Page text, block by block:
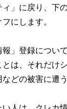
」に戻り、下
にします。
」登録につい
は、それだけ
どの被害に遭